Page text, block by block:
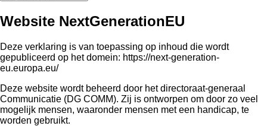
Website NextGenerationEU
Deze verklaring is van toepassing op inhoud die wordt
gepubliceerd op het domein: https://next-generation-
eu.europa.eu/
Deze website wordt beheerd door het directoraat-generaal
Communicatie (DG COMM). Zij is ontworpen om door zo veel
mogelijk mensen, waaronder mensen met een handicap, te
worden gebruikt.